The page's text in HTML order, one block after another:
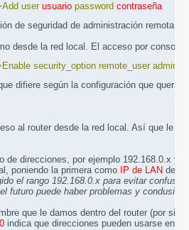
Add user usuario password contraseña
de seguridad de administración remota
desde la red local. El acceso por consola
Enable security_option remote_user
difiere según la configuración que
al router desde la red local. Así que le
de direcciones, por ejemplo 192.168.0.x y
poniendo la primera como
IP de LAN del
el rango 192.168.0.x para evitar
futuro puede haber problemas y
que le damos dentro del router (por si
indica que direcciones pueden usarse en